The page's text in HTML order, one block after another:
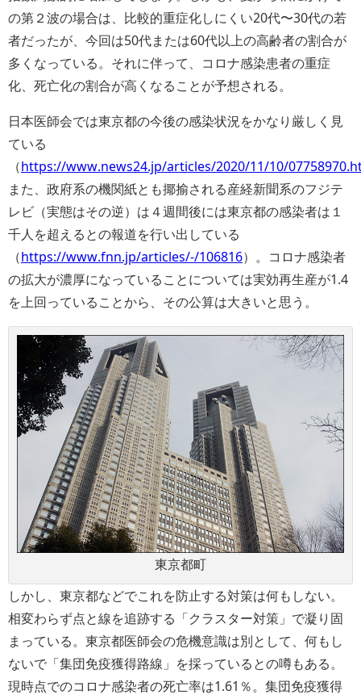
の第２波の場合は、比較的重症化しにくい20代〜30代の若
者だったが、今回は50代または60代以上の高齢者の割合が
多くなっている。それに伴って、コロナ感染患者の重症
化、死亡化の割合が高くなることが予想される。
日本医師会では東京都の今後の感染状況をかなり厳しく見
ている
（https://www.news24.jp/articles/2020/11/10/
また、政府系の機関紙とも揶揄される産経新聞系のフジテ
レビ（実態はその逆）は４週間後には東京都の感染者は１
千人を超えるとの報道を行い出している
（https://www.fnn.jp/articles/-/106816）。コロナ感染者
の拡大が濃厚になっていることについては実効再生産が1.4
を上回っていることから、その公算は大きいと思う。
東京都町
しかし、東京都などでこれを防止する対策は何もしない。
相変わらず点と線を追跡する「クラスター対策」で凝り固
まっている。東京都医師会の危機意識は別として、何もし
ないで「集団免疫獲得路線」を採っているとの噂もある。
現時点でのコロナ感染者の死亡率は1.61％。集団免疫獲得